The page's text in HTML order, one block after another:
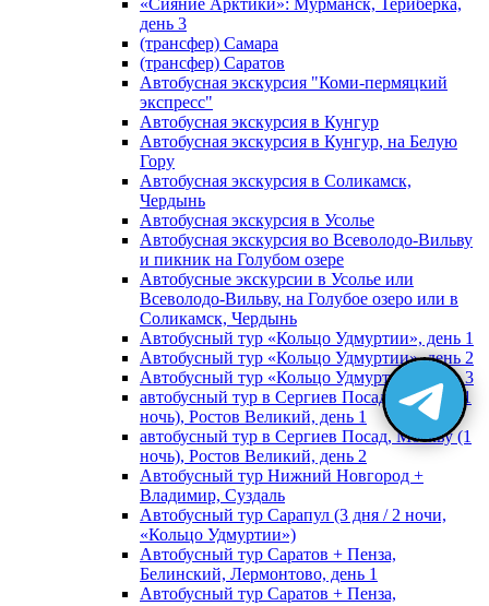
«Сияние Арктики»: Мурманск, Териберка,
день 3
(трансфер) Самара
(трансфер) Саратов
Автобусная экскурсия "Коми-пермяцкий
экспресс"
Автобусная экскурсия в Кунгур
Автобусная экскурсия в Кунгур, на Белую
Гору
Автобусная экскурсия в Соликамск,
Чердынь
Автобусная экскурсия в Усолье
Автобусная экскурсия во Всеволодо-Вильву
и пикник на Голубом озере
Автобусные экскурсии в Усолье или
Всеволодо-Вильву, на Голубое озеро или в
Соликамск, Чердынь
Автобусный тур «Кольцо Удмуртии», день 1
Автобусный тур «Кольцо Удмуртии», день 2
Автобусный тур «Кольцо Удмуртии», день 3
автобусный тур в Сергиев Посад, Москву (1
ночь), Ростов Великий, день 1
автобусный тур в Сергиев Посад, Москву (1
ночь), Ростов Великий, день 2
Автобусный тур Нижний Новгород +
Владимир, Суздаль
Автобусный тур Сарапул (3 дня / 2 ночи,
«Кольцо Удмуртии»)
Автобусный тур Саратов + Пенза,
Белинский, Лермонтово, день 1
Автобусный тур Саратов + Пенза,